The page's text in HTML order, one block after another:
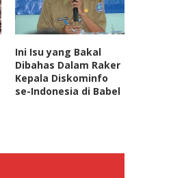
Ini Isu yang Bakal
Dibahas Dalam Raker
Kepala Diskominfo
se-Indonesia di Babel